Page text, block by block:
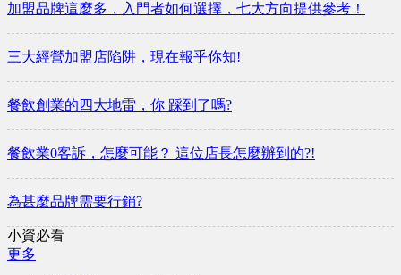
加盟品牌這麼多，入門者如何選擇，七大方向提供參考！
​三大經營加盟店陷阱，現在報乎你知!
餐飲創業的四大地雷，你 踩到了嗎?
餐飲業0客訴，怎麼可能？ 這位店長怎麼辦到的?!
為甚麼品牌需要行銷?
小資必看
更多